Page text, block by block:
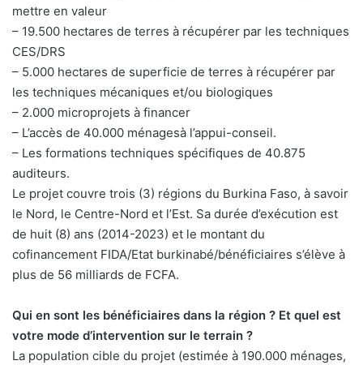
mettre en valeur
– 19.500 hectares de terres à récupérer par les techniques
CES/DRS
– 5.000 hectares de superficie de terres à récupérer par
les techniques mécaniques et/ou biologiques
– 2.000 microprojets à financer
– L’accès de 40.000 ménagesà l’appui-conseil.
– Les formations techniques spécifiques de 40.875
auditeurs.
Le projet couvre trois (3) régions du Burkina Faso, à savoir
le Nord, le Centre-Nord et l’Est. Sa durée d’exécution est
de huit (8) ans (2014-2023) et le montant du
cofinancement FIDA/Etat burkinabé/bénéficiaires s’élève à
plus de 56 milliards de FCFA.
Qui en sont les bénéficiaires dans la région ? Et quel est
votre mode d’intervention sur le terrain ?
La population cible du projet (estimée à 190.000 ménages,